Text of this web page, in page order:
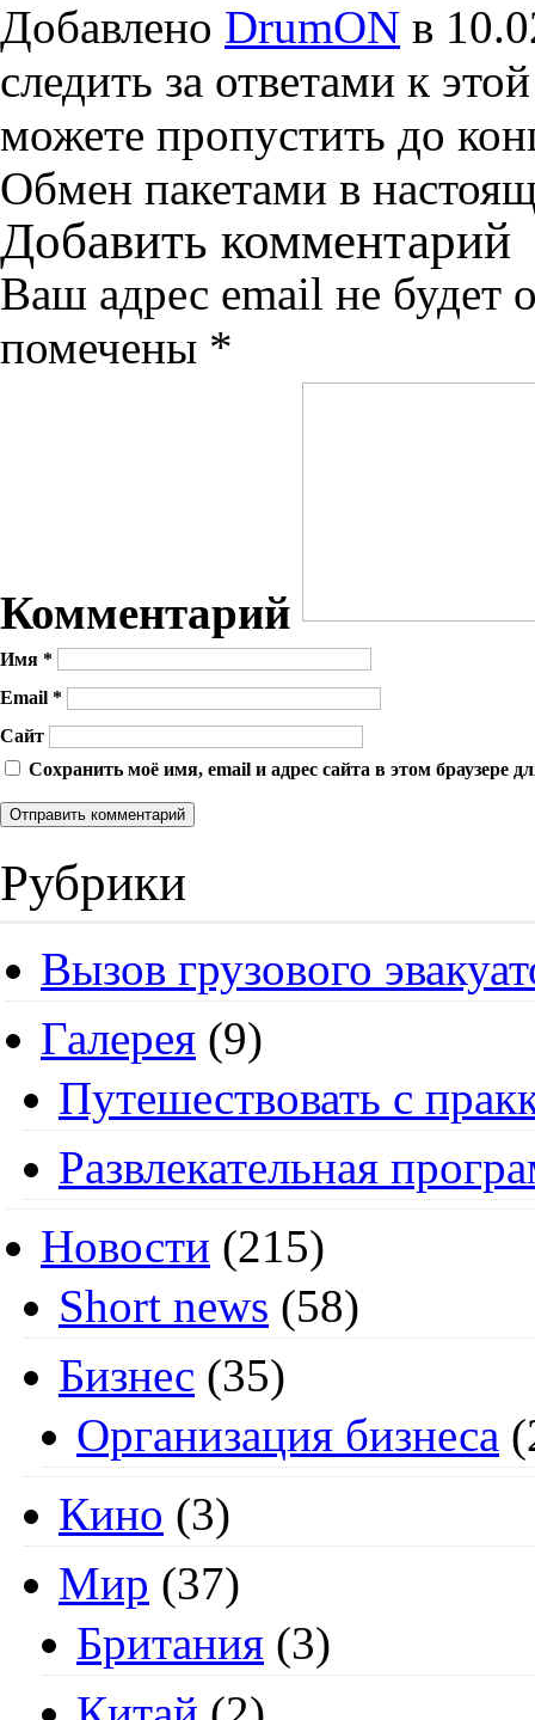
Добавлено DrumON в
следить за ответами к
можете пропустить до
Обмен пакетами в
Добавить комментарий
Ваш адрес email не будет
помечены *
Комментарий
Имя *
Email *
Сайт
Сохранить моё имя, email и адрес сайта в этом браузере
Рубрики
Вызов грузового
Галерея (9)
Путешествовать с
Развлекательная
Новости (215)
Short news (58)
Бизнес (35)
Организация бизнеса
Кино (3)
Мир (37)
Британия (3)